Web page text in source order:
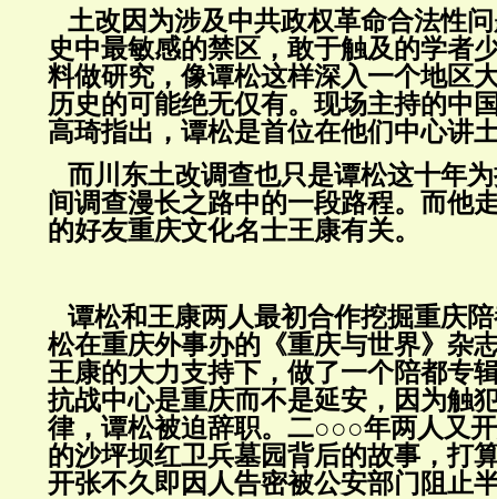
土改因为涉及中共政权革命合法性
史中最敏感的禁区，敢于触及的学者
料做研究，像谭松这样深入一个地区
历史的可能绝无仅有。现场主持的中
高琦指出，谭松是首位在他们中心讲
而川东土改调查也只是谭松这十年
间调查漫长之路中的一段路程。而他
的好友重庆文化名士王康有关。
谭松和王康两人最初合作挖掘重庆
松在重庆外事办的《重庆与世界》杂
王康的大力支持下，做了一个陪都专
抗战中心是重庆而不是延安，因为触
律，谭松被迫辞职。二○○○年两人又
的沙坪坝红卫兵墓园背后的故事，打
开张不久即因人告密被公安部门阻止